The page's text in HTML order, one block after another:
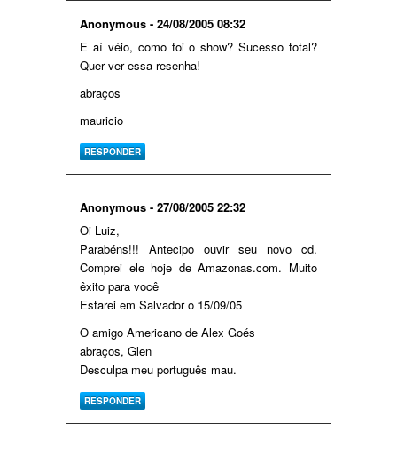
Anonymous - 24/08/2005 08:32
E aí véio, como foi o show? Sucesso total?
Quer ver essa resenha!
abraços
mauricio
RESPONDER
Anonymous - 27/08/2005 22:32
Oi Luiz,
Parabéns!!! Antecipo ouvir seu novo cd.
Comprei ele hoje de Amazonas.com. Muito
êxito para você
Estarei em Salvador o 15/09/05
O amigo Americano de Alex Goés
abraços, Glen
Desculpa meu português mau.
RESPONDER